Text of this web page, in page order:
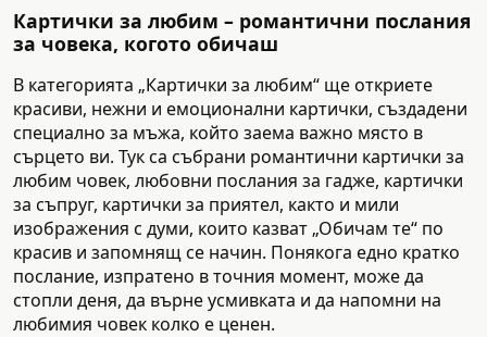
Картички за любим – романтични послания
за човека, когото обичаш
В категорията „Картички за любим“ ще откриете
красиви, нежни и емоционални картички, създадени
специално за мъжа, който заема важно място в
сърцето ви. Тук са събрани романтични картички за
любим човек, любовни послания за гадже, картички
за съпруг, картички за приятел, както и мили
изображения с думи, които казват „Обичам те“ по
красив и запомнящ се начин. Понякога едно кратко
послание, изпратено в точния момент, може да
стопли деня, да върне усмивката и да напомни на
любимия човек колко е ценен.